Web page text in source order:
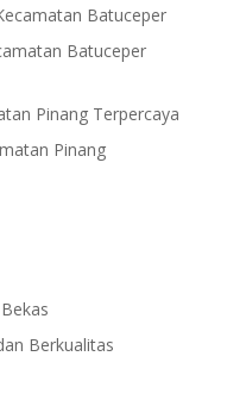
Batuceper
Batuceper
Pinang Terpercaya
Pinang
Berkualitas